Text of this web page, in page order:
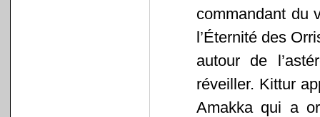
commandant du
l’Éternité des
autour de
réveiller. Kittur
Amakka qui a